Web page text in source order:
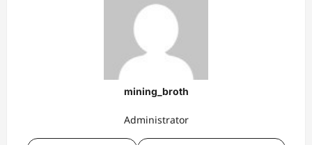
mining_broth
Administrator